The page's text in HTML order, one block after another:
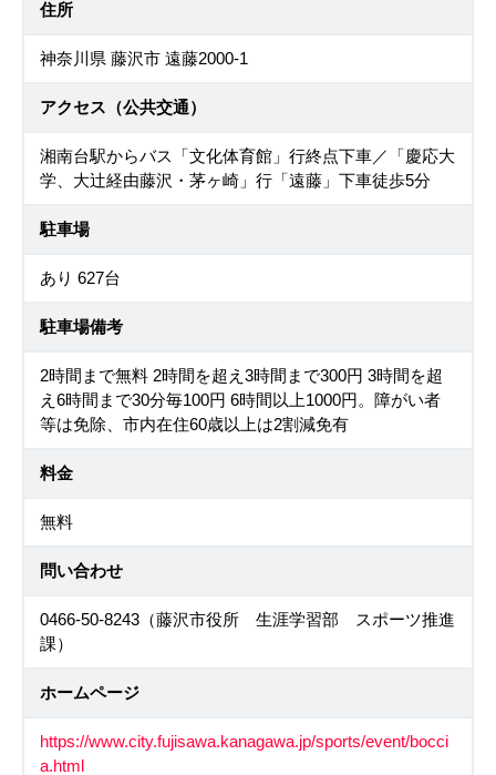
住所
神奈川県 藤沢市 遠藤2000-1
アクセス（公共交通）
湘南台駅からバス「文化体育館」行終点下車／「慶応大
学、大辻経由藤沢・茅ヶ崎」行「遠藤」下車徒歩5分
駐車場
あり 627台
駐車場備考
2時間まで無料 2時間を超え3時間まで300円 3時間を超
え6時間まで30分毎100円 6時間以上1000円。障がい者
等は免除、市内在住60歳以上は2割減免有
料金
無料
問い合わせ
0466-50-8243（藤沢市役所 生涯学習部 スポーツ推進
課）
ホームページ
https://www.city.fujisawa.kanagawa.jp/sports/event/bocci
a.html